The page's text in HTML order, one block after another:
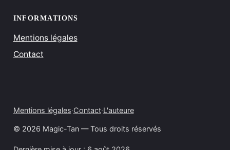
INFORMATIONS
Mentions légales
Contact
Mentions légales·Contact·L'auteure
© 2026 Magic-Tan — Tous droits réservés